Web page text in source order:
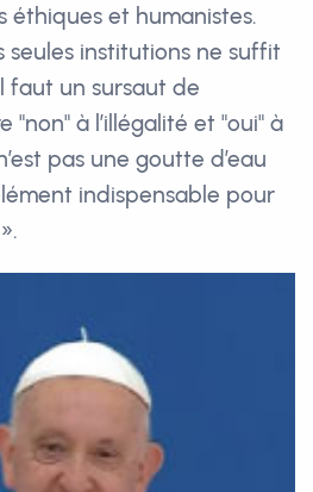
éthiques et humanistes.
seules institutions ne suffit
faut un sursaut de
"non" à l’illégalité et "oui" à
pas une goutte d’eau
indispensable pour